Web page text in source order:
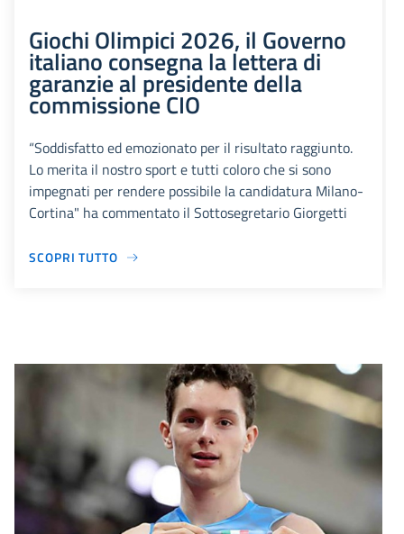
Giochi Olimpici 2026, il Governo
italiano consegna la lettera di
garanzie al presidente della
commissione CIO
“Soddisfatto ed emozionato per il risultato raggiunto.
Lo merita il nostro sport e tutti coloro che si sono
impegnati per rendere possibile la candidatura Milano-
Cortina" ha commentato il Sottosegretario Giorgetti
SCOPRI TUTTO